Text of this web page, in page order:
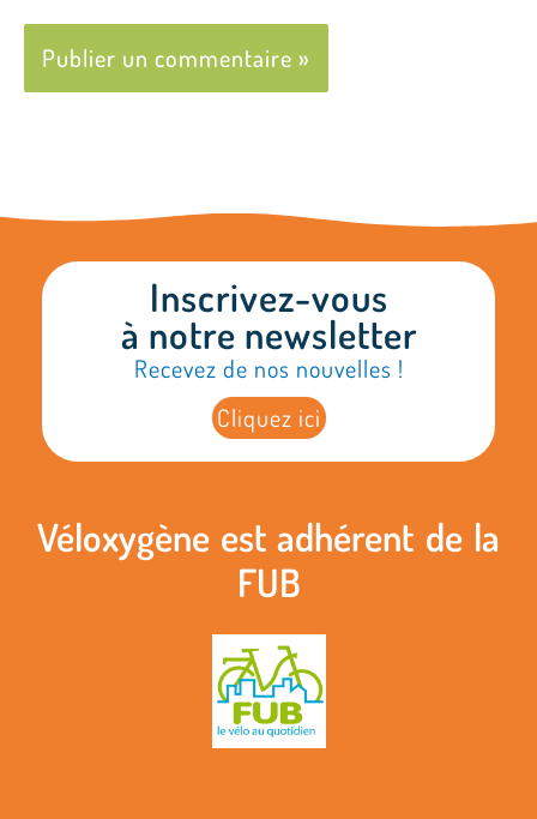
Inscrivez-vous
à notre newsletter
Recevez de nos nouvelles !
Cliquez ici
Véloxygène est adhérent de la
FUB